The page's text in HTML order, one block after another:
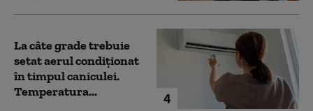
4
La câte grade trebuie
setat aerul condiționat
în timpul caniculei.
Temperatura...